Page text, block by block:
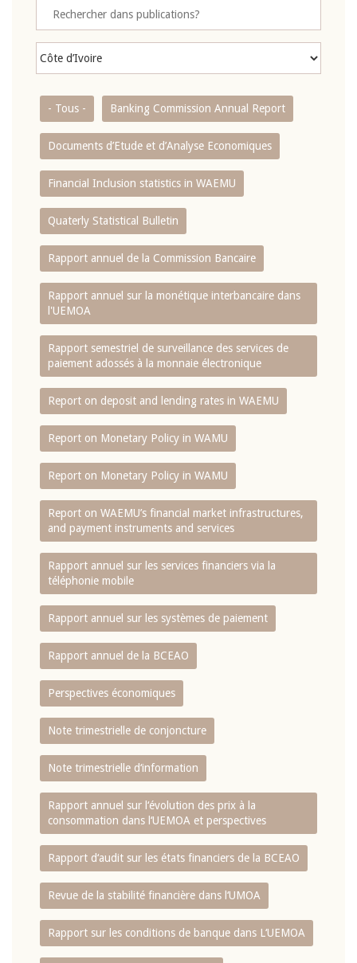
- Tous - Banking Commission Annual Report
Documents d’Etude et d’Analyse Economiques
Financial Inclusion statistics in WAEMU
Quaterly Statistical Bulletin
Rapport annuel de la Commission Bancaire
Rapport annuel sur la monétique interbancaire dans
l'UEMOA
Rapport semestriel de surveillance des services de
paiement adossés à la monnaie électronique
Report on deposit and lending rates in WAEMU
Report on Monetary Policy in WAMU
Report on Monetary Policy in WAMU
Report on WAEMU’s financial market infrastructures,
and payment instruments and services
Rapport annuel sur les services financiers via la
téléphonie mobile
Rapport annuel sur les systèmes de paiement
Rapport annuel de la BCEAO
Perspectives économiques
Note trimestrielle de conjoncture
Note trimestrielle d‘information
Rapport annuel sur l‘évolution des prix à la
consommation dans l‘UEMOA et perspectives
Rapport d‘audit sur les états financiers de la BCEAO
Revue de la stabilité financière dans l‘UMOA
Rapport sur les conditions de banque dans L‘UEMOA